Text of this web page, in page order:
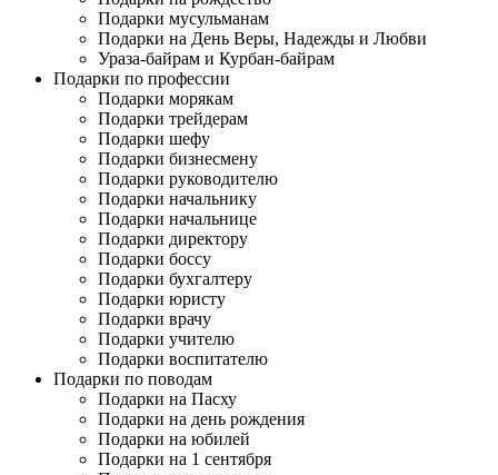
Подарки мусульманам
Подарки на День Веры, Надежды и Любви
Ураза-байрам и Курбан-байрам
Подарки по профессии
Подарки морякам
Подарки трейдерам
Подарки шефу
Подарки бизнесмену
Подарки руководителю
Подарки начальнику
Подарки начальнице
Подарки директору
Подарки боссу
Подарки бухгалтеру
Подарки юристу
Подарки врачу
Подарки учителю
Подарки воспитателю
Подарки по поводам
Подарки на Пасху
Подарки на день рождения
Подарки на юбилей
Подарки на 1 сентября